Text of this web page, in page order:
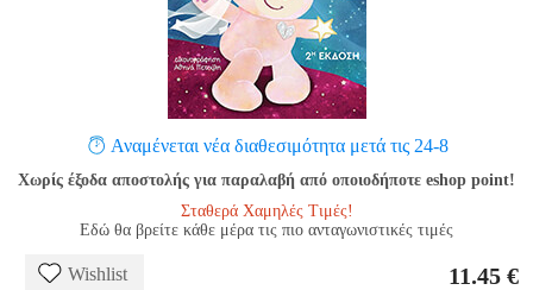
Αναμένεται νέα διαθεσιμότητα μετά τις 24-8
Χωρίς έξοδα αποστολής για παραλαβή από οποιοδήποτε eshop point!
Σταθερά Χαμηλές Τιμές!
Εδώ θα βρείτε κάθε μέρα τις πιο ανταγωνιστικές τιμές
Wishlist 11.45 €